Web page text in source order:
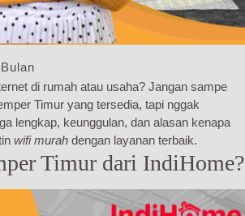
di rumah atau usaha? Jangan sampe
Timur yang tersedia, tapi nggak
lengkap, keunggulan, dan alasan kenapa
wifi murah dengan layanan terbaik.
Timur dari IndiHome?